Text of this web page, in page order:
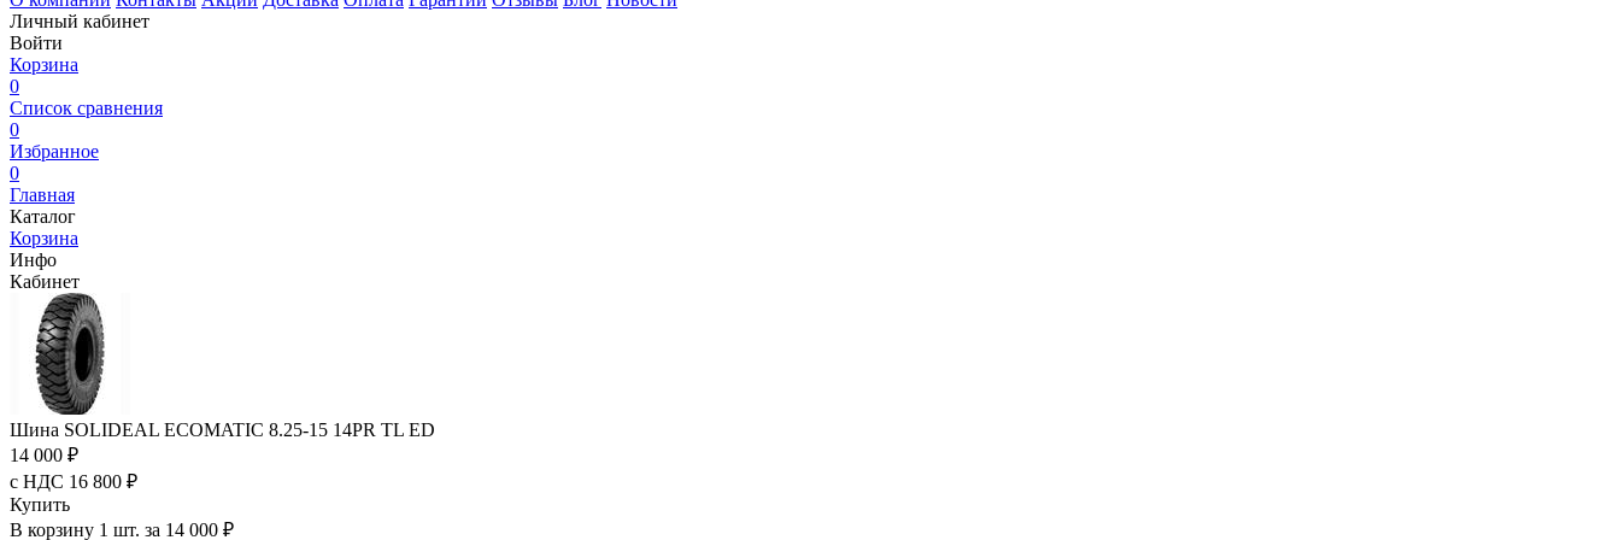
Личный кабинет
Войти
Корзина
0
Список сравнения
0
Избранное
0
Главная
Каталог
Корзина
Инфо
Кабинет
Шина SOLIDEAL ECOMATIC 8.25-15 14PR TL ED
14 000 ₽
с НДС 16 800 ₽
Купить
В корзину 1 шт. за 14 000 ₽